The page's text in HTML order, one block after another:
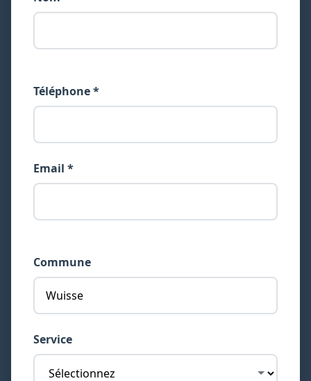
Téléphone *
Email *
Commune
Service